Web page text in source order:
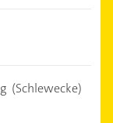
(Schlewecke)